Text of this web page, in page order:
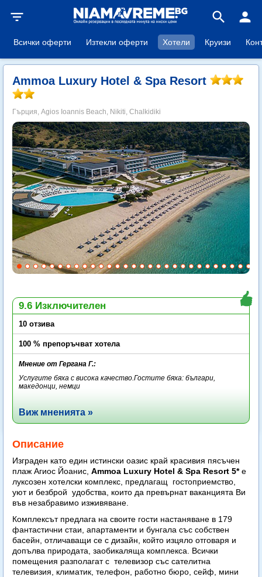
filter_list search person
Всички оферти Изтекли оферти Хотели Круизи
Ammoa Luxury Hotel & Spa Resort
Гърция, Agios Ioannis Beach, Nikiti, Chalkidiki
9.6 Изключителен
10 отзива
100 % препоръчват хотела
Мнение от Гергана Г.:
Услугите бяха с висока качество.Гостите бяха: българи,
македонци, немци
Виж мненията »
Описание
Изграден като един истински оазис край красивия пясъчен
плаж Агиос Йоанис, Ammoa Luxury Hotel & Spa Resort 5*е
луксозен хотелски комплекс, предлагащ гостоприемство,
уют и безброй удобства, които да превърнат ваканцията Ви
във незабравимо изживяване.
Комплексът предлага на своите гости настаняване в 179
фантастични стаи, апартаменти и бунгала със собствен
басейн, отличаващи се с дизайн, който изцяло отговаря и
допълва природата, заобикаляща комплекса. Всички
помещения разполагат с телевизор със сателитна
телевизия, климатик, телефон, работно бюро, сейф, мини